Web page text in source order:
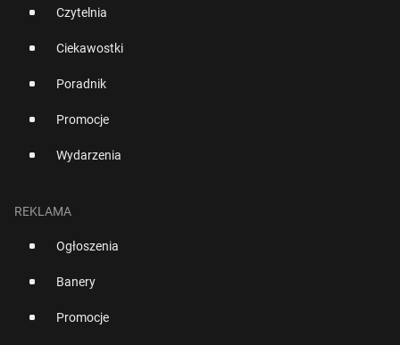
Czytelnia
Ciekawostki
Poradnik
Promocje
Wydarzenia
REKLAMA
Ogłoszenia
Banery
Promocje